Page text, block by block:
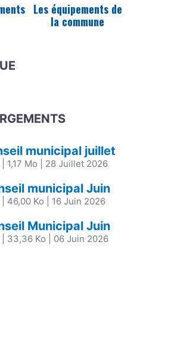
Les équipements de
la commune
municipal juillet
| 1,17 Mo | 28 Juillet 2026
municipal Juin
| 46,00 Ko | 16 Juin 2026
Municipal Juin
| 33,36 Ko | 06 Juin 2026